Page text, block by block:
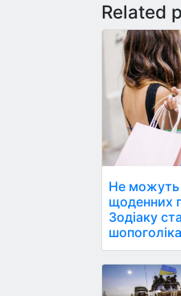
Related
Не
щоденних
Зодіаку